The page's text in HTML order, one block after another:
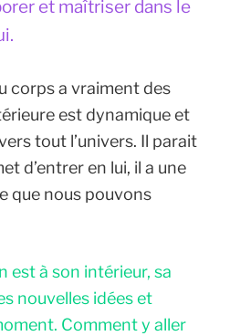
et maîtriser dans le
corps a vraiment des
est dynamique et
tout l’univers. Il parait
d’entrer en lui, il a une
que nous pouvons
est à son intérieur, sa
nouvelles idées et
Comment y aller